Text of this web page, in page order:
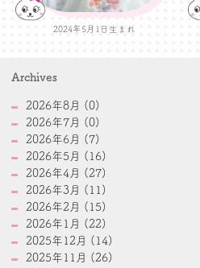
2024年5月1日生まれ
Archives
2026年8月 (0)
2026年7月 (0)
2026年6月 (7)
2026年5月 (16)
2026年4月 (27)
2026年3月 (11)
2026年2月 (15)
2026年1月 (22)
2025年12月 (14)
2025年11月 (26)